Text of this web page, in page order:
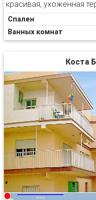
красивая, ухоженная
Спален
Ванных комнат
Коста